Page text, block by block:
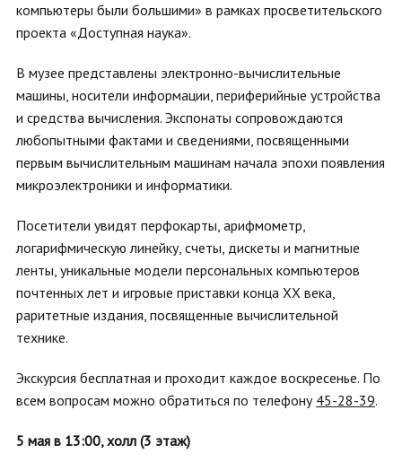
компьютеры были большими» в рамках просветительского
проекта «Доступная наука».
В музее представлены электронно-вычислительные
машины, носители информации, периферийные устройства
и средства вычисления. Экспонаты сопровождаются
любопытными фактами и сведениями, посвященными
первым вычислительным машинам начала эпохи появления
микроэлектроники и информатики.
Посетители увидят перфокарты, арифмометр,
логарифмическую линейку, счеты, дискеты и магнитные
ленты, уникальные модели персональных компьютеров
почтенных лет и игровые приставки конца XX века,
раритетные издания, посвященные вычислительной
технике.
Экскурсия бесплатная и проходит каждое воскресенье. По
всем вопросам можно обратиться по телефону 45-28-39.
5 мая в 13:00, холл (3 этаж)